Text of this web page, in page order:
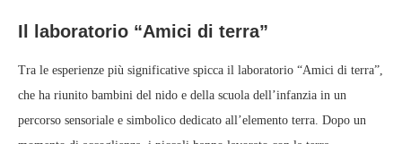
Il laboratorio “Amici di terra”
Tra le esperienze più significative spicca il laboratorio “Amici di terra”,
che ha riunito bambini del nido e della scuola dell’infanzia in un
percorso sensoriale e simbolico dedicato all’elemento terra. Dopo un